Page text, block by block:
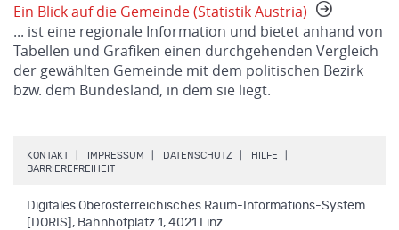
Ein Blick auf die Gemeinde (Statistik Austria)
... ist eine regionale Information und bietet anhand von
Tabellen und Grafiken einen durchgehenden Vergleich
der gewählten Gemeinde mit dem politischen Bezirk
bzw. dem Bundesland, in dem sie liegt.
KONTAKT IMPRESSUM DATENSCHUTZ HILFE
BARRIEREFREIHEIT.
Digitales Oberösterreichisches Raum-Informations-System
[DORIS], Bahnhofplatz 1, 4021 Linz